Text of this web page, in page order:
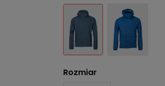
Błękitny
Niebieski
Rozmiar